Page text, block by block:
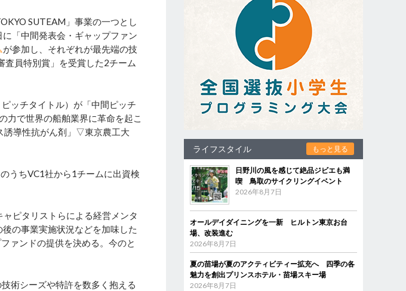
SUTEAM」事業の一つとし
「中間発表会・ギャップファン
が参加し、それぞれが最先端の技
査員特別賞」を受賞した2チーム
ッチタイトル）が「中間ピッチ
で世界の船舶業界に革命を起こ
誘導性抗がん剤」▽東京農工大
うちVC1社から1チームに出資検
ピタリストらによる経営メンタ
の事業実施状況などを加味した
ァンドの提供を決める。今のと
術シーズや特許を数多く抱える
ライフスタイル もっと見る
日野川の風を感じて絶品ジビエも満
喫 鳥取のサイクリングイベント
2026年8月7日
オールデイダイニングを一新 ヒルトン東京お台
場、改装進む
2026年8月7日
夏の苗場が夏のアクティビティー拡充へ 四季の各
魅力を創出プリンスホテル・苗場スキー場
2026年8月7日